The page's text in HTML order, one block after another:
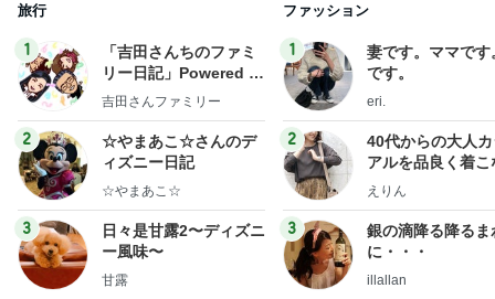
旅行
1
「吉田さんちのファミ
リー日記」Powered b
y Ameba 吉田さんファ
ログ
吉田さんファミリー
2
☆やまあこ☆さんのデ
ィズニー日記
☆やまあこ☆
3
日々是甘露2〜ディズニ
ー風味〜
甘露
ファッション
1
妻です。ママです
です。
eri.
2
40代からの大人
アルを品良く着こ
ファッションブロ
えりん
3
銀の滴降る降るま
に・・・
illallan